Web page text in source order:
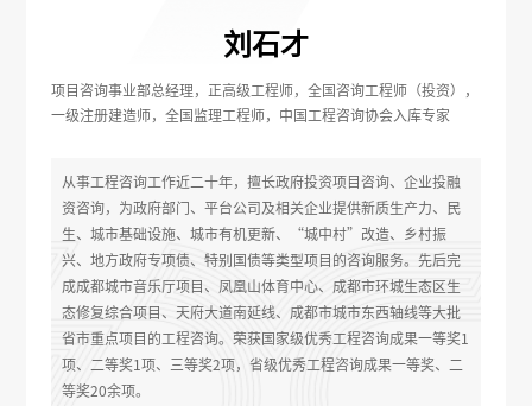
刘石才
项目咨询事业部总经理，正高级工程师，全国咨询工程师（投资），
一级注册建造师，全国监理工程师，中国工程咨询协会入库专家
从事工程咨询工作近二十年，擅长政府投资项目咨询、企业投融
资咨询，为政府部门、平台公司及相关企业提供新质生产力、民
生、城市基础设施、城市有机更新、“城中村”改造、乡村振
兴、地方政府专项债、特别国债等类型项目的咨询服务。先后完
成成都城市音乐厅项目、凤凰山体育中心、成都市环城生态区生
态修复综合项目、天府大道南延线、成都市城市东西轴线等大批
省市重点项目的工程咨询。荣获国家级优秀工程咨询成果一等奖1
项、二等奖1项、三等奖2项，省级优秀工程咨询成果一等奖、二
等奖20余项。